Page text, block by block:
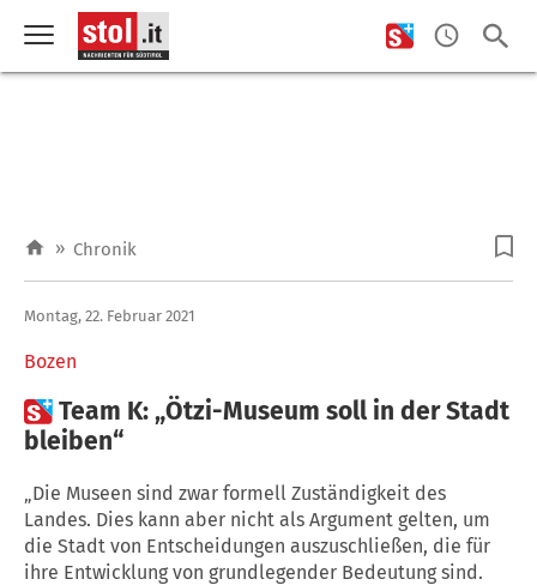
» Chronik
Bozen
Montag, 22. Februar 2021
Team K: „Ötzi-Museum soll in der Stadt
bleiben“
„Die Museen sind zwar formell Zuständigkeit des
Landes. Dies kann aber nicht als Argument gelten, um
die Stadt von Entscheidungen auszuschließen, die für
ihre Entwicklung von grundlegender Bedeutung sind.